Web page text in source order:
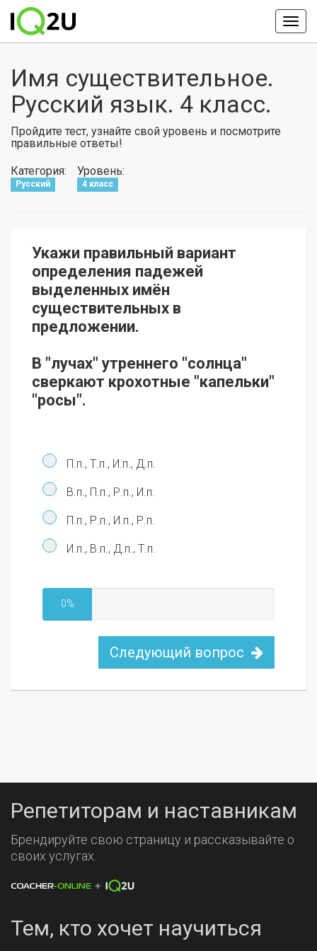
Имя существительное.
Русский язык. 4 класс.
Пройдите тест, узнайте свой уровень и посмотрите
правильные ответы!
Категория:
Русский
Уровень:
4 класс
Укажи правильный вариант
определения падежей
выделенных имён
существительных в
предложении.
В "лучах" утреннего "солнца"
сверкают крохотные "капельки"
"росы".
П.п., Т.п., И.п., Д.п.
В.п., П.п., Р.п., И.п.
П.п., Р.п., И.п., Р.п.
И.п., В.п., Д.п., Т.п.
0%
Следующий вопрос
Репетиторам и наставникам
Брендируйте свою страницу и рассказывайте о
своих услугах.
Тем, кто хочет научиться